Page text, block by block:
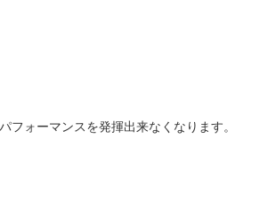
フォーマンスを発揮出来なくなります。